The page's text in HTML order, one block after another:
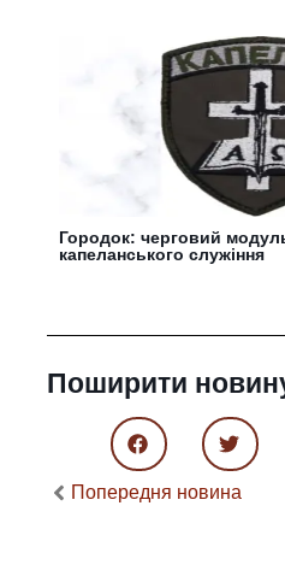
Городок: черговий
капеланського служіння
Поширити
Попередня новина